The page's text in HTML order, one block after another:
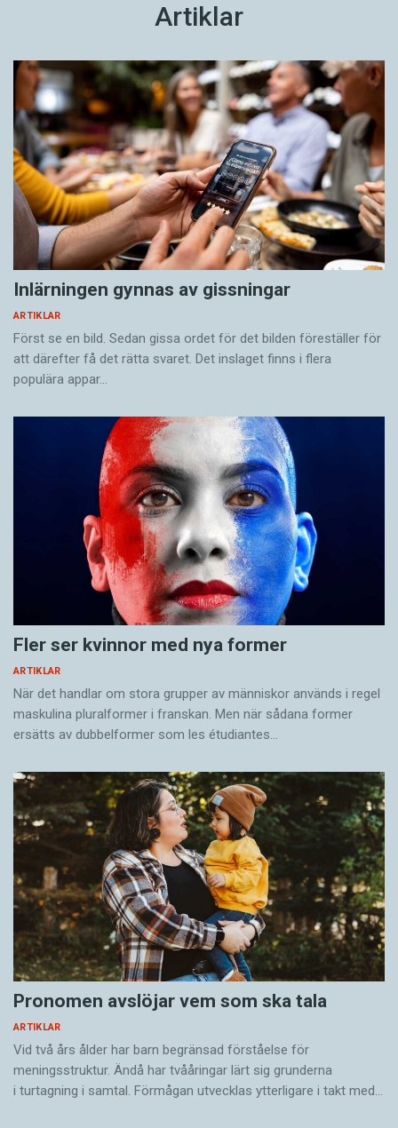
Artiklar
Inlärningen gynnas av gissningar
ARTIKLAR
Först se en bild. Sedan gissa ordet för det bilden föreställer för
att därefter få det rätta svaret. Det inslaget finns i flera
populära appar…
Fler ser kvinnor med nya former
ARTIKLAR
När det handlar om stora grupper av människor används i regel
maskulina pluralformer i franskan. Men när sådana ­former
ersätts av dubbel­former som les étudiantes…
Pronomen avslöjar vem som ska tala
ARTIKLAR
Vid två års ålder har barn begränsad förståelse för
meningsstruktur. Ändå har tvååringar lärt sig grunderna
i turtagning i samtal. Förmågan utvecklas ytterligare i takt med…